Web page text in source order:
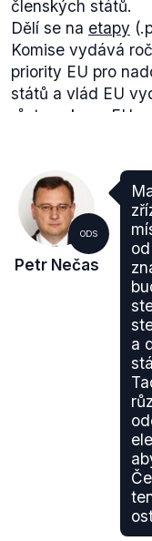
členských států.
Dělí se na etapy
Komise vydává
priority EU pro
států a vlád EU
růstu pokyny EU
v dubnu členské
opatření, jimiž
inteligentnímu a
sociální začlenění
programy Komise
potřeby vydává
která následně
Evropská rada.
přijímaná koncem
aby je členské
začnou
státních rozpočtů
Pokud členský
daném časovém
zasláno politické
provedení
prostřednictvím
ODS
Petr Nečas
a